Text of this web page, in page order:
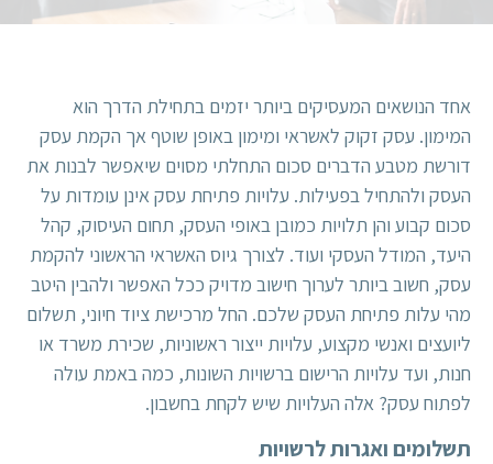
אחד הנושאים המעסיקים ביותר יזמים בתחילת הדרך הוא
המימון. עסק זקוק לאשראי ומימון באופן שוטף אך הקמת עסק
דורשת מטבע הדברים סכום התחלתי מסוים שיאפשר לבנות את
העסק ולהתחיל בפעילות. עלויות פתיחת עסק אינן עומדות על
סכום קבוע והן תלויות כמובן באופי העסק, תחום העיסוק, קהל
היעד, המודל העסקי ועוד. לצורך גיוס האשראי הראשוני להקמת
עסק, חשוב ביותר לערוך חישוב מדויק ככל האפשר ולהבין היטב
מהי עלות פתיחת העסק שלכם. החל מרכישת ציוד חיוני, תשלום
ליועצים ואנשי מקצוע, עלויות ייצור ראשוניות, שכירת משרד או
חנות, ועד עלויות הרישום ברשויות השונות, כמה באמת עולה
לפתוח עסק? אלה העלויות שיש לקחת בחשבון.
תשלומים ואגרות לרשויות